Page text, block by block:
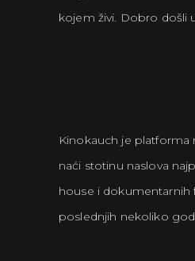
kojem živi. Dobro došli
Kinokauch je platforma
naći stotinu naslova
house i dokumentarnih
poslednjih nekoliko